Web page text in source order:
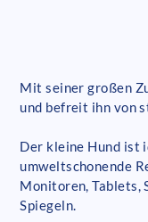
Mit seiner großen
und befreit ihn von
Der kleine Hund ist
umweltschonende
Monitoren, Tablets,
Spiegeln.